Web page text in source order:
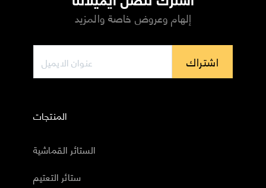
إلهام وعروض خاصة والمزيد
اشتراك
المنتجات
الستائر القماشية
ستائر التعتيم